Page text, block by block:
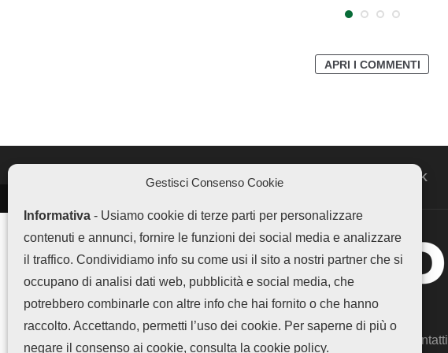
Gestisci Consenso Cookie
Informativa - Usiamo cookie di terze parti per personalizzare
contenuti e annunci, fornire le funzioni dei social media e analizzare
il traffico. Condividiamo info su come usi il sito a nostri partner che si
occupano di analisi dati web, pubblicità e social media, che
potrebbero combinarle con altre info che hai fornito o che hanno
raccolto. Accettando, permetti l’uso dei cookie. Per saperne di più o
negare il consenso ai cookie, consulta la cookie policy.
APRI I COMMENTI
FACEBOOK
Contatti
Vivo offre 5 anni di
garanzia...
sotto OPPO:...